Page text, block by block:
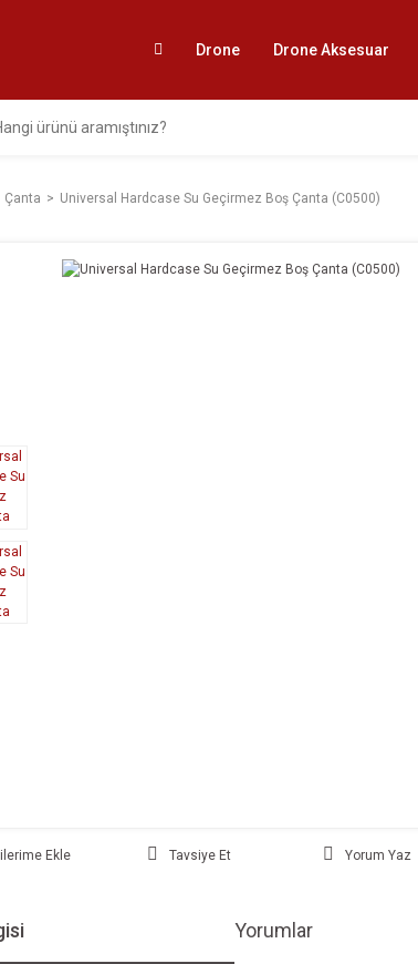
Drone Drone Aksesuar
Çanta Universal Hardcase Su Geçirmez Boş Çanta (C0500)
Tavsiye Et Yorum Yaz
Yorumlar